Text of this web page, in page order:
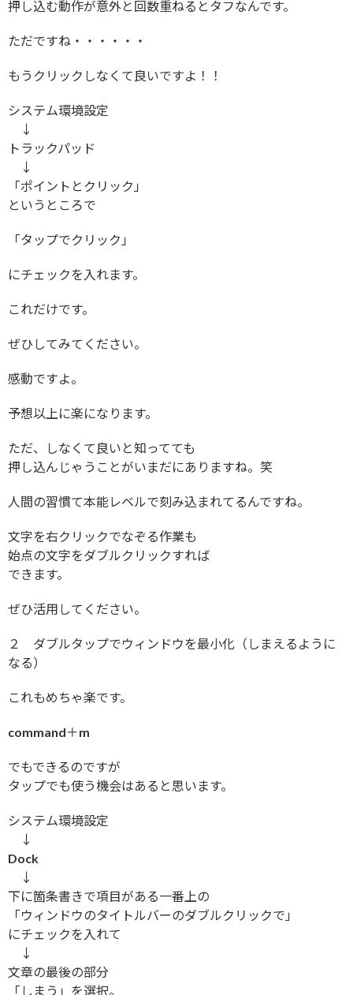
押し込む動作が意外と回数重ねるとタフなんです。
ただですね・・・・・・
もうクリックしなくて良いですよ！！
システム環境設定
↓
トラックパッド
↓
「ポイントとクリック」
というところで
「タップでクリック」
にチェックを入れます。
これだけです。
ぜひしてみてください。
感動ですよ。
予想以上に楽になります。
ただ、しなくて良いと知ってても
押し込んじゃうことがいまだにありますね。笑
人間の習慣て本能レベルで刻み込まれてるんですね。
文字を右クリックでなぞる作業も
始点の文字をダブルクリックすれば
できます。
ぜひ活用してください。
２ ダブルタップでウィンドウを最小化（しまえるように
なる）
これもめちゃ楽です。
command＋m
でもできるのですが
タップでも使う機会はあると思います。
システム環境設定
↓
Dock
↓
下に箇条書きで項目がある一番上の
「ウィンドウのタイトルバーのダブルクリックで」
にチェックを入れて
↓
文章の最後の部分
「しまう」を選択。